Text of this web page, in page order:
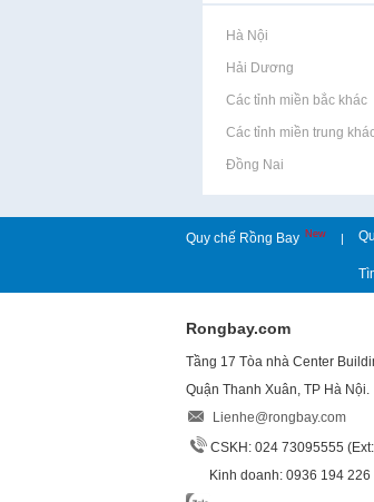
Rao vặt tại Hà Nội Rao
Rao vặt tại Hải Dương Rao
Rao vặt tại Các tỉnh miền bắc khác
Rao
Rao vặt tại Các tỉnh miền trungRao
Rao vặt tại Đồng Nai Rao
Quy chế Rồng Bay New |
Rongbay.com
Tầng 17 Tòa nhà Center
Quận Thanh Xuân, TP Hà Nội.
Lienhe@rongbay.com
CSKH: 024 73095555
Kinh doanh: 0936 194 226